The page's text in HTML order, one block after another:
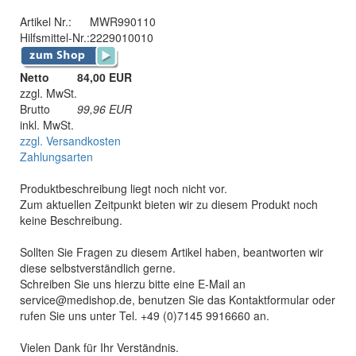
Artikel Nr.:
MWR990110
Hilfsmittel-Nr.:2229010010
Netto
84,00 EUR
zzgl. MwSt.
Brutto
99,96 EUR
inkl. MwSt.
zzgl. Versandkosten
Zahlungsarten
Produktbeschreibung liegt noch nicht vor.
Zum aktuellen Zeitpunkt bieten wir zu diesem Produkt noch
keine Beschreibung.
Sollten Sie Fragen zu diesem Artikel haben, beantworten wir
diese selbstverständlich gerne.
Schreiben Sie uns hierzu bitte eine E-Mail an
service@medishop.de, benutzen Sie das Kontaktformular oder
rufen Sie uns unter Tel. +49 (0)7145 9916660 an.
Vielen Dank für Ihr Verständnis.